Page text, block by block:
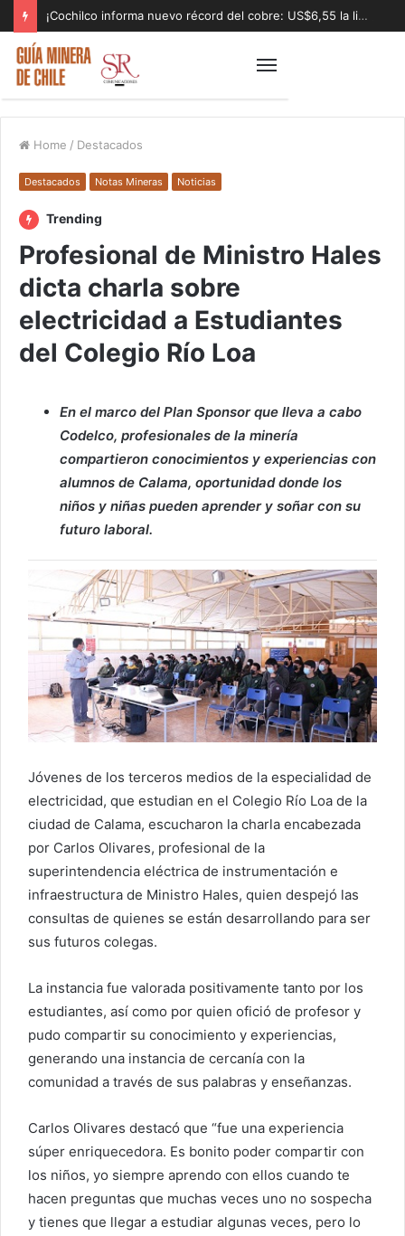
¡Cochilco informa nuevo récord del cobre: US$6,55 la libra!
Home / Destacados
Destacados Notas Mineras Noticias
Trending
Profesional de Ministro Hales
dicta charla sobre
electricidad a Estudiantes
del Colegio Río Loa
En el marco del Plan Sponsor que lleva a cabo
Codelco, profesionales de la minería
compartieron conocimientos y experiencias con
alumnos de Calama, oportunidad donde los
niños y niñas pueden aprender y soñar con su
futuro laboral.
Jóvenes de los terceros medios de la especialidad de
electricidad, que estudian en el Colegio Río Loa de la
ciudad de Calama, escucharon la charla encabezada
por Carlos Olivares, profesional de la
superintendencia eléctrica de instrumentación e
infraestructura de Ministro Hales, quien despejó las
consultas de quienes se están desarrollando para ser
sus futuros colegas.
La instancia fue valorada positivamente tanto por los
estudiantes, así como por quien ofició de profesor y
pudo compartir su conocimiento y experiencias,
generando una instancia de cercanía con la
comunidad a través de sus palabras y enseñanzas.
Carlos Olivares destacó que “fue una experiencia
súper enriquecedora. Es bonito poder compartir con
los niños, yo siempre aprendo con ellos cuando te
hacen preguntas que muchas veces uno no sospecha
y tienes que llegar a estudiar algunas veces, pero lo